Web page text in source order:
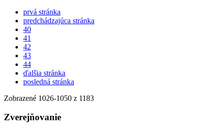
prvá stránka
predchádzajúca stránka
40
41
42
43
44
ďalšia stránka
posledná stránka
Zobrazené 1026-1050 z 1183
Zverejňovanie